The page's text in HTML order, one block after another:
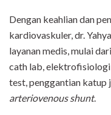
Dengan keahlian dan
kardiovaskuler, dr.
layanan medis, mulai
cath lab, elektrofisiologi
test, penggantian katup
arteriovenous shunt.